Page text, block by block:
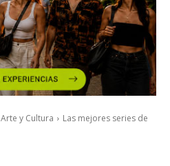
Arte y Cultura
Las mejores series de